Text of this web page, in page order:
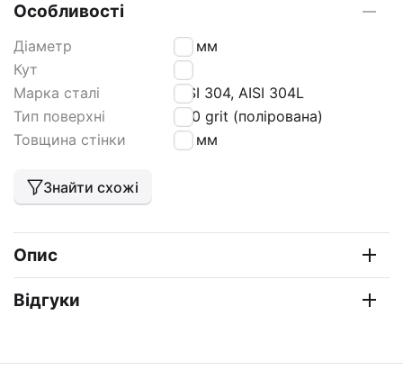
Особливості
Діаметр
25 мм
Кут
90
Марка сталі
AISI 304, AISI 304L
Тип поверхні
600 grit (полірована)
Товщина стінки
1,5 мм
Знайти схожі
Опис
Відгуки